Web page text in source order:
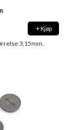
Kjøp
3,15mm.